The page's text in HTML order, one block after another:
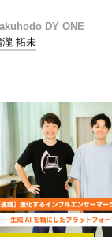
DY ONE
瀧 拓未